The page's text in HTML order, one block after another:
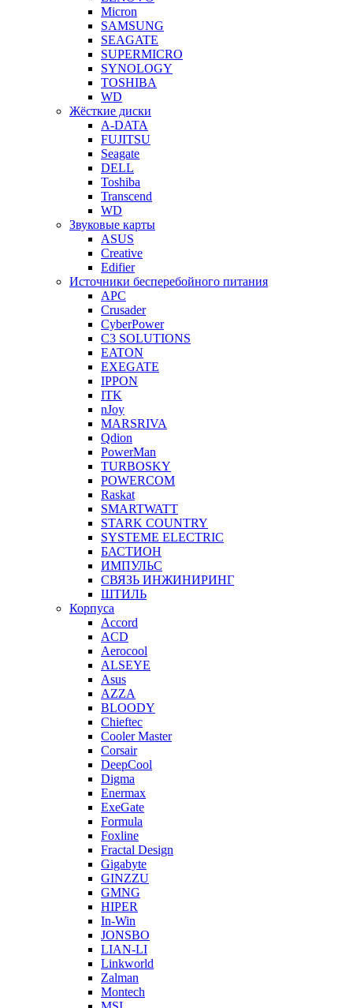
Micron
SAMSUNG
SEAGATE
SUPERMICRO
SYNOLOGY
TOSHIBA
WD
Жёсткие диски
A-DATA
FUJITSU
Seagate
DELL
Toshiba
Transcend
WD
Звуковые карты
ASUS
Creative
Edifier
Источники бесперебойного питания
APC
Crusader
CyberPower
C3 SOLUTIONS
EATON
EXEGATE
IPPON
ITK
nJoy
MARSRIVA
Qdion
PowerMan
TURBOSKY
POWERCOM
Raskat
SMARTWATT
STARK COUNTRY
SYSTEME ELECTRIC
БАСТИОН
ИМПУЛЬС
СВЯЗЬ ИНЖИНИРИНГ
ШТИЛЬ
Корпуса
Accord
ACD
Aerocool
ALSEYE
Asus
AZZA
BLOODY
Chieftec
Cooler Master
Corsair
DeepCool
Digma
Enermax
ExeGate
Formula
Foxline
Fractal Design
Gigabyte
GINZZU
GMNG
HIPER
In-Win
JONSBO
LIAN-LI
Linkworld
Zalman
Montech